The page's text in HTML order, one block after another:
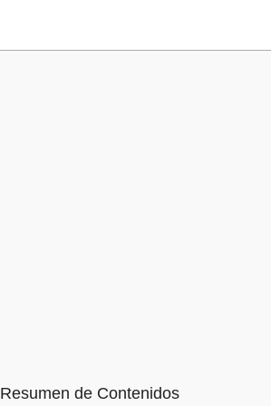
Resumen de Contenidos